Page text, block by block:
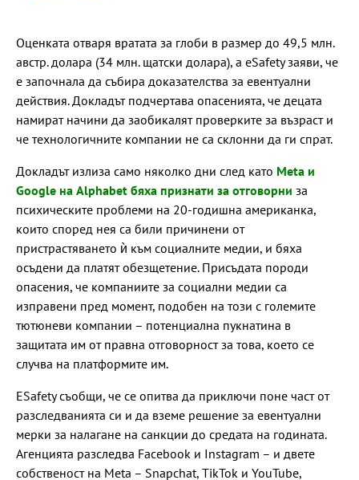
Оценката отваря вратата за глоби в размер до 49,5 млн.
австр. долара (34 млн. щатски долара), а eSafety заяви, че
е започнала да събира доказателства за евентуални
действия. Докладът подчертава опасенията, че децата
намират начини да заобикалят проверките за възраст и
че технологичните компании не са склонни да ги спрат.
Докладът излиза само няколко дни след като Meta и
Google на Alphabet бяха признати за отговорни за
психическите проблеми на 20-годишна американка,
които според нея са били причинени от
пристрастяването ѝ към социалните медии, и бяха
осъдени да платят обезщетение. Присъдата породи
опасения, че компаниите за социални медии са
изправени пред момент, подобен на този с големите
тютюневи компании – потенциална пукнатина в
защитата им от правна отговорност за това, което се
случва на платформите им.
ESafety съобщи, че се опитва да приключи поне част от
разследванията си и да вземе решение за евентуални
мерки за налагане на санкции до средата на годината.
Агенцията разследва Facebook и Instagram – и двете
собственост на Meta – Snapchat, TikTok и YouTube,